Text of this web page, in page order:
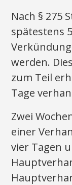
Nach § 275
spätestens
werden.
zum Teil
Tage
Zwei
einer
vier Tagen